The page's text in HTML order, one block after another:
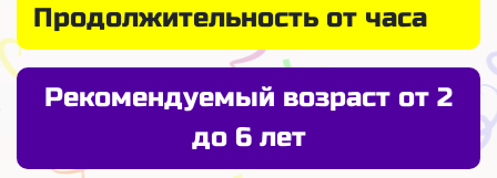
Продолжительность от часа
Рекомендуемый возраст от 2
до 6 лет